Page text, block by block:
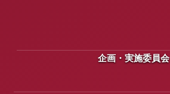
企画・実施委員会